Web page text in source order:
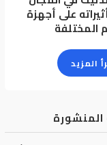
على أجهزة
المختلفة
المزيد
المنشورة